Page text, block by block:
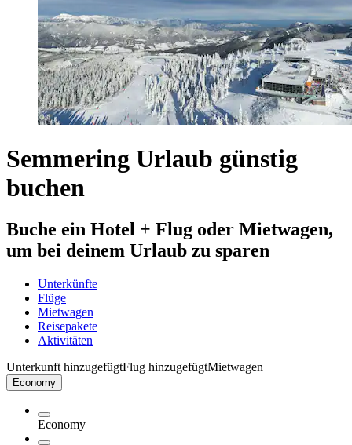
Semmering Urlaub günstig
buchen
Buche ein Hotel + Flug oder Mietwagen,
um bei deinem Urlaub zu sparen
Unterkünfte
Flüge
Mietwagen
Reisepakete
Aktivitäten
Unterkunft hinzugefügtFlug hinzugefügtMietwagen
Economy
Economy